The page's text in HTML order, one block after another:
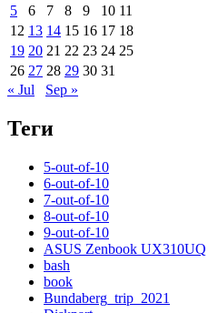
5
6 7 8 9 10 11
12 13 14 15 16 17 18
19 20 21 22 23 24 25
26 27 28 29 30 31
« Jul
Sep »
Теги
5-out-of-10
6-out-of-10
7-out-of-10
8-out-of-10
9-out-of-10
ASUS Zenbook UX310UQ
bash
book
Bundaberg_trip_2021